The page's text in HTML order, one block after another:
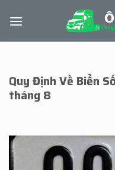
Quy Định Về Biển
tháng 8